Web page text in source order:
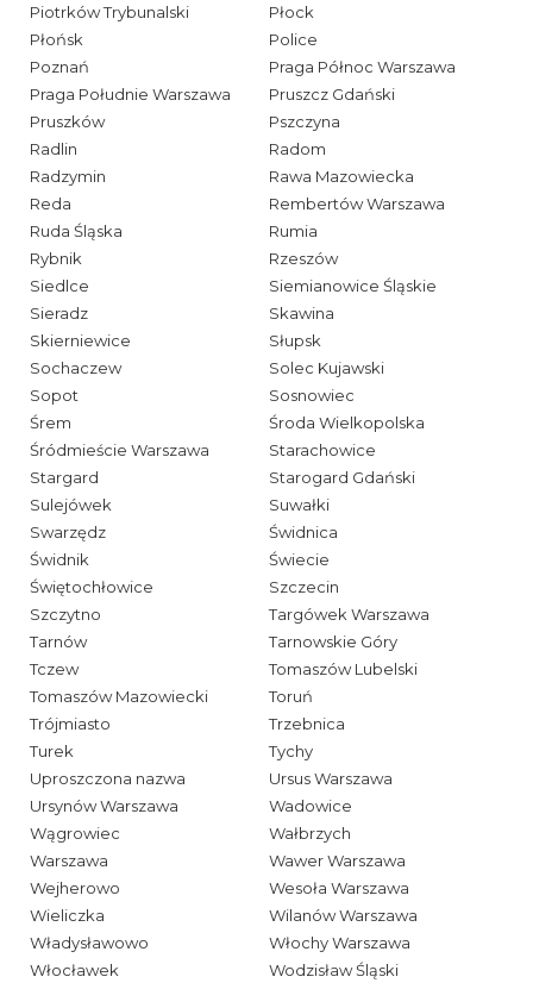
Piotrków Trybunalski
Płock
Płońsk
Police
Poznań
Praga Północ Warszawa
Praga Południe Warszawa
Pruszcz Gdański
Pruszków
Pszczyna
Radlin
Radom
Radzymin
Rawa Mazowiecka
Reda
Rembertów Warszawa
Ruda Śląska
Rumia
Rybnik
Rzeszów
Siedlce
Siemianowice Śląskie
Sieradz
Skawina
Skierniewice
Słupsk
Sochaczew
Solec Kujawski
Sopot
Sosnowiec
Śrem
Środa Wielkopolska
Śródmieście Warszawa
Starachowice
Stargard
Starogard Gdański
Sulejówek
Suwałki
Swarzędz
Świdnica
Świdnik
Świecie
Świętochłowice
Szczecin
Szczytno
Targówek Warszawa
Tarnów
Tarnowskie Góry
Tczew
Tomaszów Lubelski
Tomaszów Mazowiecki
Toruń
Trójmiasto
Trzebnica
Turek
Tychy
Uproszczona nazwa
Ursus Warszawa
Ursynów Warszawa
Wadowice
Wągrowiec
Wałbrzych
Warszawa
Wawer Warszawa
Wejherowo
Wesoła Warszawa
Wieliczka
Wilanów Warszawa
Władysławowo
Włochy Warszawa
Włocławek
Wodzisław Śląski